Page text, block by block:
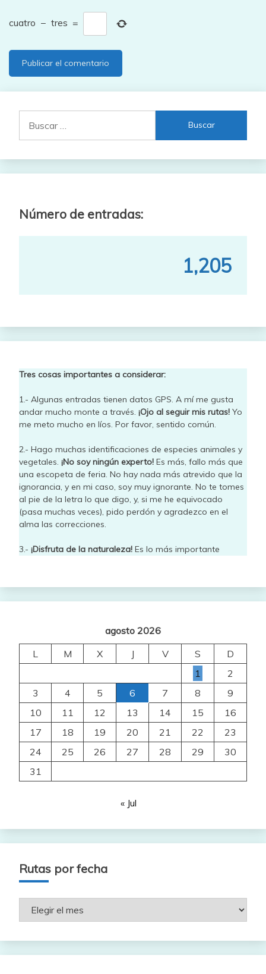
cuatro − tres =
Número de entradas:
1,205
Tres cosas importantes a considerar:
1.- Algunas entradas tienen datos GPS. A mí me gusta
andar mucho monte a través. ¡Ojo al seguir mis rutas! Yo
me meto mucho en líos. Por favor, sentido común.
2.- Hago muchas identificaciones de especies animales y
vegetales. ¡No soy ningún experto! Es más, fallo más que
una escopeta de feria. No hay nada más atrevido que la
ignorancia, y en mi caso, soy muy ignorante. No te tomes
al pie de la letra lo que digo, y, si me he equivocado
(pasa muchas veces), pido perdón y agradezco en el
alma las correcciones.
3.- ¡Disfruta de la naturaleza! Es lo más importante
agosto 2026
L
M X J V S
D
1
2
3
4 5 6 7 8
9
10
11 12 13 14 15
16
17
18 19 20 21 22
23
24
25 26 27 28 29
30
31
« Jul
Rutas por fecha
Rutas